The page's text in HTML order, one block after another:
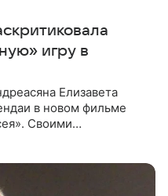
игру в
Елизавета
в новом фильме
Своими